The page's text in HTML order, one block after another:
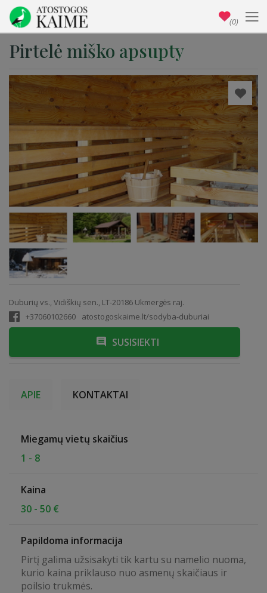
Pirtelė miško apsupty
Duburių vs., Vidiškių sen., LT-20186 Ukmergės raj.
+37060102660
atostogoskaime.lt/sodyba-duburiai
SUSISIEKTI
APIE KONTAKTAI
Miegamų vietų skaičius
1 - 8
Kaina
30 - 50 €
Papildoma informacija
Pirtį galima užsisakyti tik kartu su namelio nuoma,
kurio kaina priklauso nuo asmenų skaičiaus ir
poilsio trukmės.
(0)